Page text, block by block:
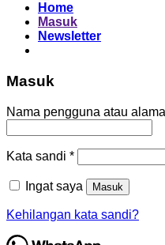
Home
Masuk
Newsletter
Masuk
Nama pengguna atau
Kata sandi *Wajib
Ingat saya Masuk
Kehilangan kata sandi?